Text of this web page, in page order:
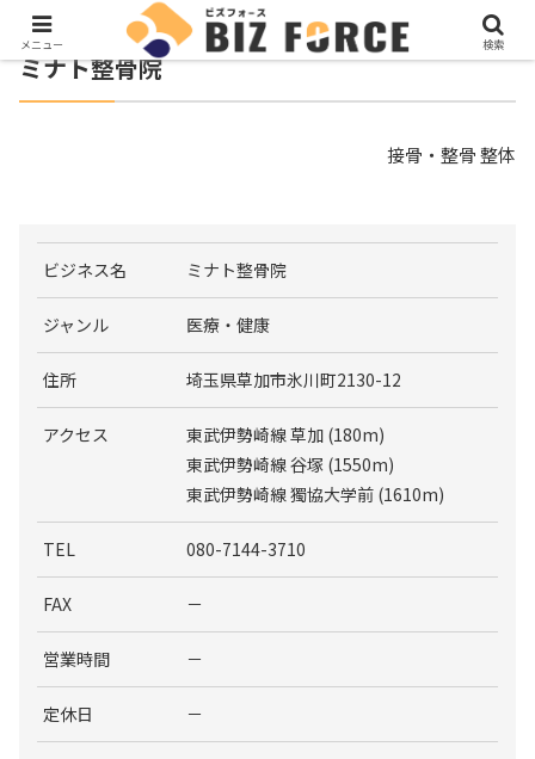
ミナト整骨院
接骨・整骨 整体
ビジネス名 ミナト整骨院
ジャンル 医療・健康
住所 埼玉県草加市氷川町2130-12
アクセス
東武伊勢崎線 草加 (180m)
東武伊勢崎線 谷塚 (1550m)
東武伊勢崎線 獨協大学前 (1610m)
TEL 080-7144-3710
FAX －
営業時間 －
定休日 －
メニュー 検索